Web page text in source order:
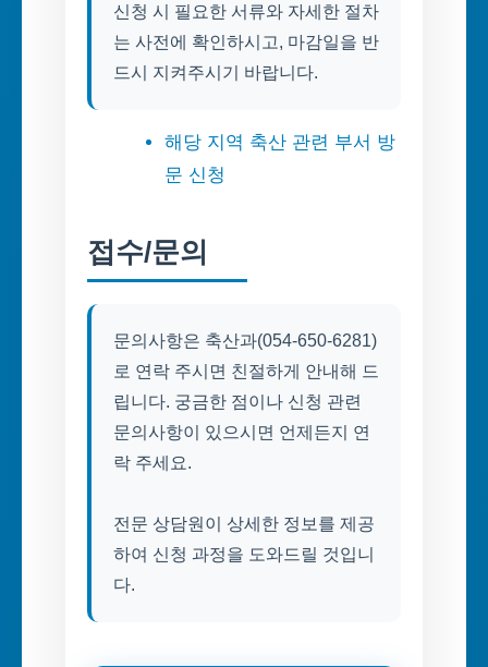
신청 시 필요한 서류와 자세한 절차
는 사전에 확인하시고, 마감일을 반
드시 지켜주시기 바랍니다.
해당 지역 축산 관련 부서 방
문 신청
접수/문의
문의사항은 축산과(054-650-6281)
로 연락 주시면 친절하게 안내해 드
립니다. 궁금한 점이나 신청 관련
문의사항이 있으시면 언제든지 연
락 주세요.
전문 상담원이 상세한 정보를 제공
하여 신청 과정을 도와드릴 것입니
다.